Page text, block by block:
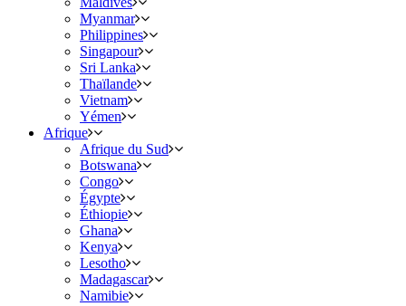
Myanmar
Philippines
Singapour
Sri Lanka
Thaïlande
Vietnam
Yémen
Afrique
Afrique du Sud
Botswana
Congo
Égypte
Éthiopie
Ghana
Kenya
Lesotho
Madagascar
Namibie